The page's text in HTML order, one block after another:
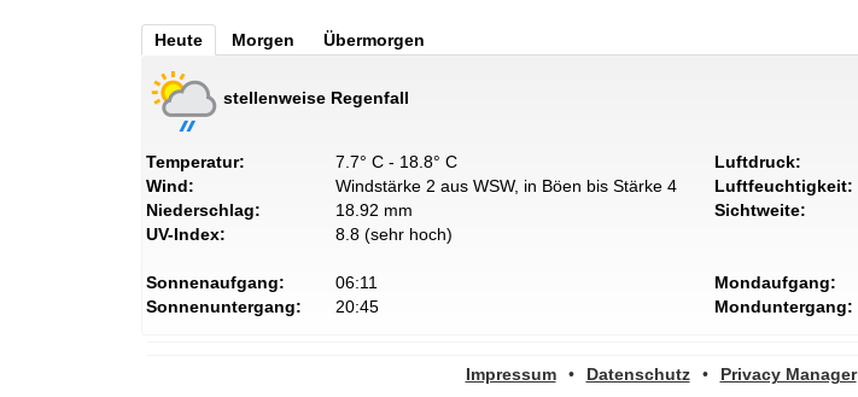
Heute Morgen Übermorgen
stellenweise Regenfall
Temperatur:
7.7° C - 18.8° C
Wind:
Windstärke 2 aus WSW, in Böen bis Stärke 4
Niederschlag:
18.92 mm
UV-Index:
8.8 (sehr hoch)
Luftdruck:
Luftfeuchtigkeit:
Sichtweite:
Sonnenaufgang:
06:11
Sonnenuntergang:
20:45
Mondaufgang:
Monduntergang:
Impressum • Datenschutz • Privacy Manager